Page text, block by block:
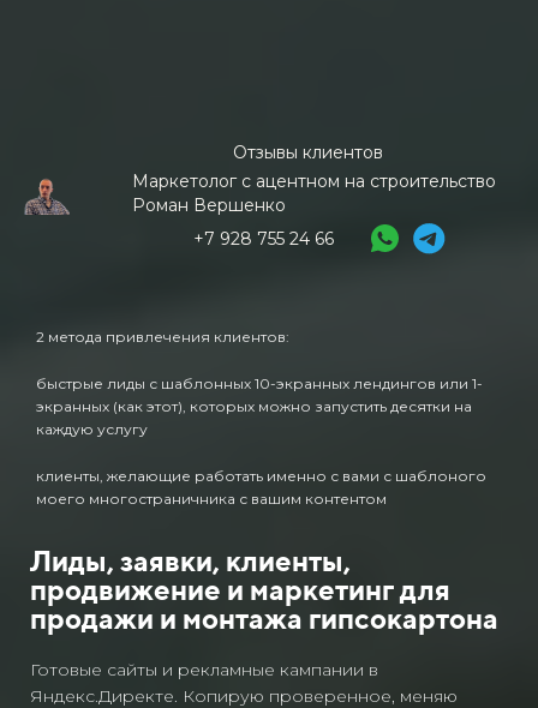
Отзывы клиентов
Маркетолог с ацентном на строительство
Роман Вершенко
+7 928 755 24 66
2 метода привлечения клиентов:
быстрые лиды с шаблонных 10-экранных лендингов или 1-
экранных (как этот), которых можно запустить десятки на
каждую услугу
клиенты, желающие работать именно с вами с шаблоного
моего многостраничника с вашим контентом
Лиды, заявки, клиенты,
продвижение и маркетинг для
продажи и монтажа гипсокартона
Готовые сайты и рекламные кампании в
Яндекс.Директе. Копирую проверенное, меняю